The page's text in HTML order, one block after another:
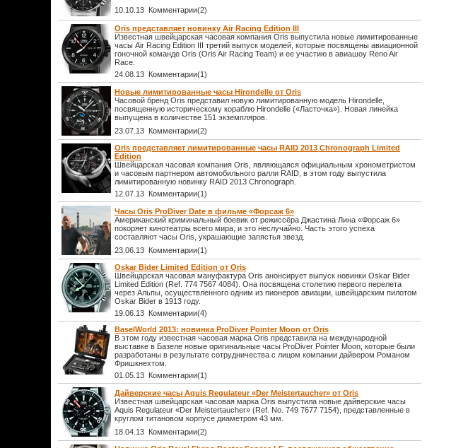
10.10.13 Комментарии(2)
Oris представляет новинку Air Racing Edition III
Известная швейцарская часовая компания Oris выпустила новые лимитированные
часы Air Racing Edition III третий выпуск моделей, которые посвящены авиационной
гоночной команде Oris (Oris Air Racing Team) и ее участию в авиашоу Reno Air
Race.
24.08.13 Комментарии(1)
Новые лимитированные часы Hirondelle от Oris
Часовой бренд Oris представил новую лимитированную модель Hirondelle,
посвященную историческому кораблю Hirondelle («Ласточка»). Новая линейка
выпущена в количестве 151 экземпляров.
23.07.13 Комментарии(2)
Oris представляет лимитированные часы RAID 2013 Chronograph Limited
Edition
Швейцарская часовая компания Oris, являющаяся официальным хронометристом
и часовым партнером автомобильного ралли RAID, в этом году выпустила
лимитированную новинку RAID 2013 Chronograph.
12.07.13 Комментарии(1)
Часы Oris ProDiver Date в фильме «Форсаж 6»
Американский криминальный боевик от режиссёра Джастина Лина «Форсаж 6»
покоряет кинотеатры всего мира, и это неслучайно. Часть этого успеха
составляют часы Oris, украшающие запястья звезд.
23.06.13 Комментарии(1)
Oskar Bider Limited Edition от Oris
Швейцарская часовая мануфактура Oris анонсирует выпуск новинки Oskar Bider
Limited Edition (Ref. 774 7567 4084). Она посвящена столетию первого перелета
через Альпы, осуществленного одним из пионеров авиации, швейцарским пилотом
Oskar Bider в 1913 году.
19.06.13 Комментарии(4)
BaselWorld 2013: новинка ProDiver Pointer Moon от Oris
В этом году известная часовая марка Oris представила на международной
выставке в Базеле новые оригинальные часы ProDiver Pointer Moon, которые были
разработаны в результате сотрудничества с лицом компании дайвером Романом
Фришкнехтом.
01.05.13 Комментарии(1)
Дайверские часы Aquis Regulateur «Der Meistertaucher» от Oris
Известная швейцарская часовая марка Oris выпустила новые дайверские часы
Aquis Regulateur «Der Meistertaucher» (Ref. No. 749 7677 7154), представленные в
круглом титановом корпусе диаметром 43 мм.
18.04.13 Комментарии(2)